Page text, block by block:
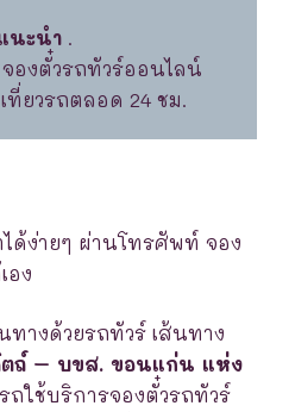
นะนำ.
องตั๋วรถทัวร์ออนไลน์
ที่ยวรถตลอด 24 ชม.
ด้ง่ายๆ ผ่านโทรศัพท์ จอง
อง
ทางด้วยรถทัวร์ เส้นทาง
ตถ์ – บขส. ขอนแก่น แห่ง
ถใช้บริการจองตั๋วรถทัวร์